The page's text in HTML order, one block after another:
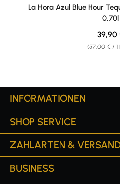
La Hora Azul Blue Hour
0,70l
(57,00 € / 1
39,90
INFORMATIONEN
SHOP SERVICE
ZAHLARTEN & VERSAND
BUSINESS